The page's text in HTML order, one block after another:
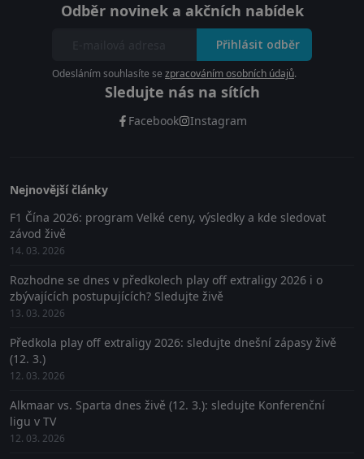
Odběr novinek a akčních nabídek
Přihlásit odběr
Odesláním souhlasíte se zpracováním osobních údajů.
Sledujte nás na sítích
Facebook Instagram
Nejnovější články
F1 Čína 2026: program Velké ceny, výsledky a kde sledovat
závod živě
14. 03. 2026
Rozhodne se dnes v předkolech play off extraligy 2026 i o
zbývajících postupujících? Sledujte živě
13. 03. 2026
Předkola play off extraligy 2026: sledujte dnešní zápasy živě
(12. 3.)
12. 03. 2026
Alkmaar vs. Sparta dnes živě (12. 3.): sledujte Konferenční
ligu v TV
12. 03. 2026